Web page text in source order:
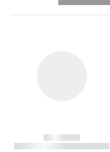
------------
----------- ----------- --------